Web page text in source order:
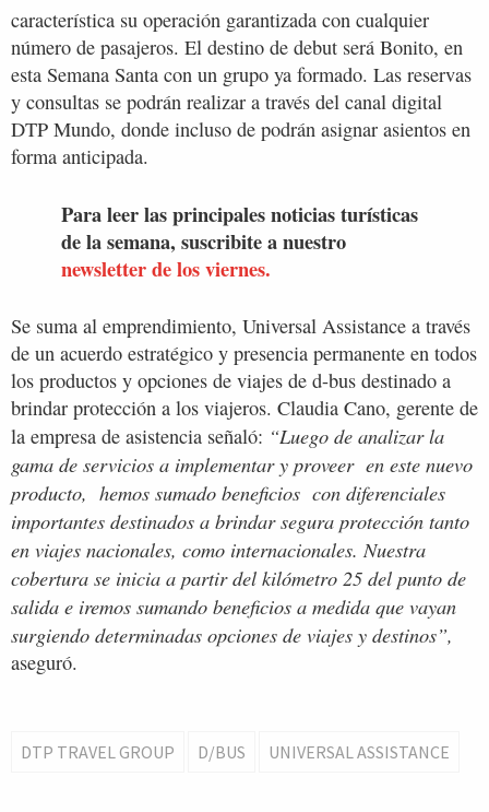
característica su operación garantizada con cualquier
número de pasajeros. El destino de debut será Bonito, en
esta Semana Santa con un grupo ya formado. Las reservas
y consultas se podrán realizar a través del canal digital
DTP Mundo, donde incluso de podrán asignar asientos en
forma anticipada.
Para leer las principales noticias turísticas
de la semana, suscribite a nuestro
newsletter de los viernes.
Se suma al emprendimiento, Universal Assistance a través
de un acuerdo estratégico y presencia permanente en todos
los productos y opciones de viajes de d-bus destinado a
brindar protección a los viajeros. Claudia Cano, gerente de
la empresa de asistencia señaló: “Luego de analizar la
gama de servicios a implementar y proveer en este nuevo
producto, hemos sumado beneficios con diferenciales
importantes destinados a brindar segura protección tanto
en viajes nacionales, como internacionales. Nuestra
cobertura se inicia a partir del kilómetro 25 del punto de
salida e iremos sumando beneficios a medida que vayan
surgiendo determinadas opciones de viajes y destinos”,
aseguró.
DTP TRAVEL GROUP D/BUS UNIVERSAL ASSISTANCE